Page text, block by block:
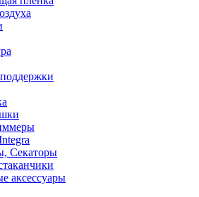
Секаторы
аксессуары